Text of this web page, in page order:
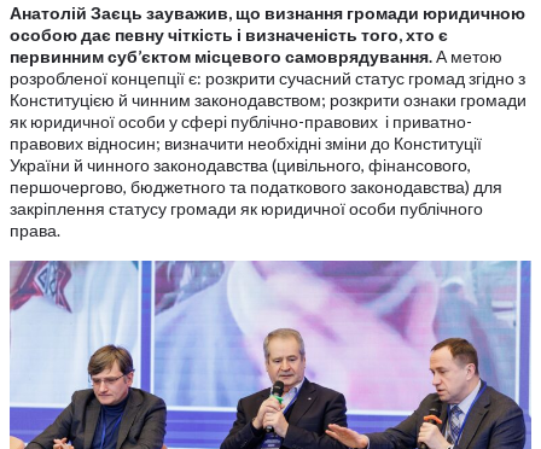
Анатолій Заєць зауважив, що визнання громади юридичною
особою дає певну чіткість і визначеність того, хто є
первинним суб’єктом місцевого самоврядування.А метою
розробленої концепції є: розкрити сучасний статус громад згідно з
Конституцією й чинним законодавством; розкрити ознаки громади
як юридичної особи у сфері публічно-правових і приватно-
правових відносин; визначити необхідні зміни до Конституції
України й чинного законодавства (цивільного, фінансового,
першочергово, бюджетного та податкового законодавства) для
закріплення статусу громади як юридичної особи публічного
права.